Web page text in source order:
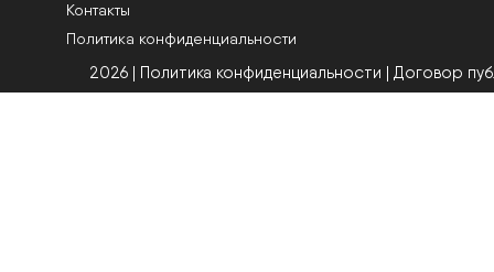
Контакты
Политика конфиденциальности
2026 | Политика конфиденциальности | Договор